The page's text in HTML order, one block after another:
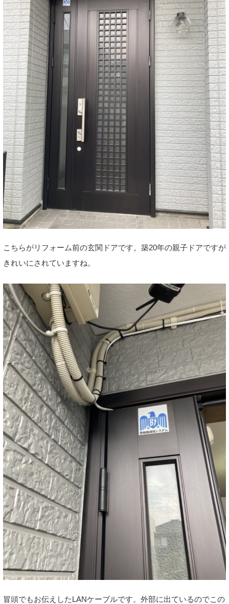
こちらがリフォーム前の玄関ドアです。築20年の親子ドアですが
きれいにされていますね。
冒頭でもお伝えしたLANケーブルです。外部に出ているのでこの